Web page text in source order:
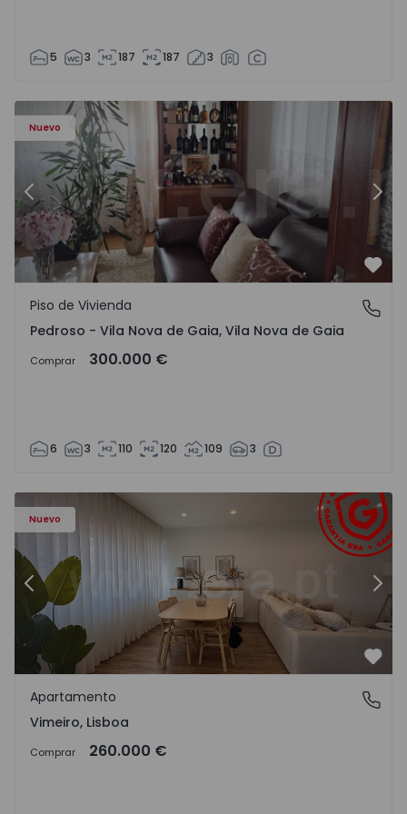
5 3 187 187 3
Nuevo
- 1575635 - 12
Piso de Vivienda T6 Vila Nova de Gaia, Pedroso e
Anterior
Pedroso - Vila Nova de Gaia, Vila Nova de Gaia
Piso de Vivienda
Pedroso - Vila Nova de Gaia, Vila Nova de Gaia
Comprar 300.000 €
6 3 110 120 109 3
Nuevo
Apartamento T1 Lourinhã, Vimeiro - 1575406 - 1
Anterior
Vimeiro, Lisboa
Apartamento
Vimeiro, Lisboa
Comprar 260.000 €